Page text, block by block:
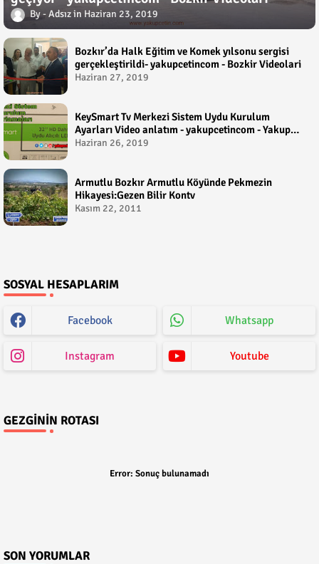
Adsız Haziran 23, 2019
Bozkır’da Halk Eğitim ve Komek yılsonu sergisi
gerçekleştirildi- yakupcetincom - Bozkir Videolari
Haziran 27, 2019
KeySmart Tv Merkezi Sistem Uydu Kurulum
Ayarları Video anlatım - yakupcetincom - Yakup
Çetin
Haziran 26, 2019
Armutlu Bozkır Armutlu Köyünde Pekmezin
Hikayesi:Gezen Bilir Kontv
Kasım 22, 2011
SOSYAL HESAPLARIM
Facebook Whatsapp
Instagram Youtube
GEZGININ ROTASI
Error: Sonuç bulunamadı
SON YORUMLAR